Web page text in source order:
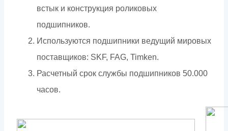
встык и конструкция роликовых
подшипников.
Используются подшипники ведущий мировых
поставщиков: SKF, FAG, Timken.
Расчетный срок службы подшипников 50.000
часов.